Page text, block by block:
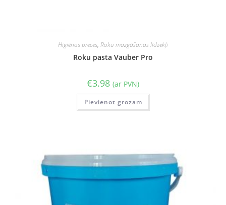
Higiēnas preces, Roku mazgāšanas līdzekļi
Roku pasta Vauber Pro
€3.98 (ar PVN)
Pievienot grozam